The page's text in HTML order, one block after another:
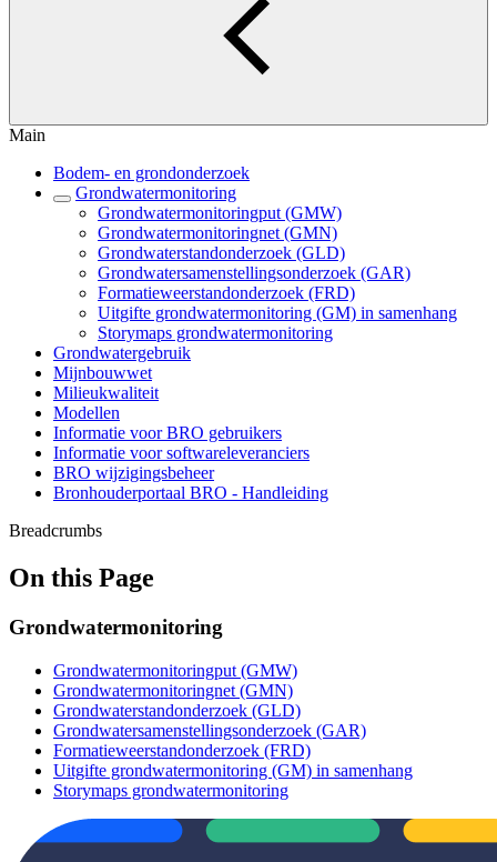
Main
Bodem- en grondonderzoek
Grondwatermonitoring
Grondwatermonitoringput (GMW)
Grondwatermonitoringnet (GMN)
Grondwaterstandonderzoek (GLD)
Grondwatersamenstellingsonderzoek (GAR)
Formatieweerstandonderzoek (FRD)
Uitgifte grondwatermonitoring (GM) in samenhang
Storymaps grondwatermonitoring
Grondwatergebruik
Mijnbouwwet
Milieukwaliteit
Modellen
Informatie voor BRO gebruikers
Informatie voor softwareleveranciers
BRO wijzigingsbeheer
Bronhouderportaal BRO - Handleiding
Breadcrumbs
On this Page
Grondwatermonitoring
Grondwatermonitoringput (GMW)
Grondwatermonitoringnet (GMN)
Grondwaterstandonderzoek (GLD)
Grondwatersamenstellingsonderzoek (GAR)
Formatieweerstandonderzoek (FRD)
Uitgifte grondwatermonitoring (GM) in samenhang
Storymaps grondwatermonitoring